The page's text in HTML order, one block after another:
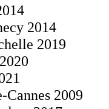
2014
2019
Cannes 2009